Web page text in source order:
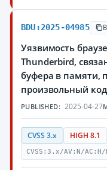
BDU:2025-04985
Уязвимость
Thunderbird,
буфера в памяти,
произвольный код
PUBLISHED: 2025-04-27
CVSS 3.x HIGH 8.1
CVSS:3.x/AV:N/